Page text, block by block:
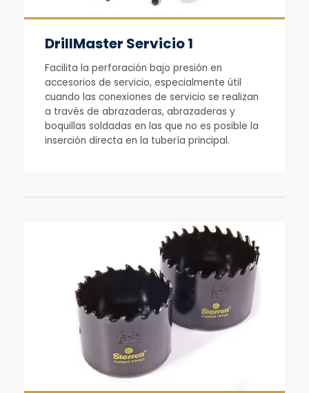
DrillMaster Servicio 1
Facilita la perforación bajo presión en
accesorios de servicio, especialmente útil
cuando las conexiones de servicio se realizan
a través de abrazaderas, abrazaderas y
boquillas soldadas en las que no es posible la
inserción directa en la tubería principal.